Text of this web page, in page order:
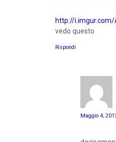
http://i.imgur.com/
vedo questo
Rispondi
Maggio 4,